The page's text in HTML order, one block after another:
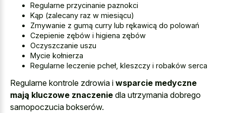
Regularne przycinanie paznokci
Kąp (zalecany raz w miesiącu)
Zmywanie z gumą curry lub rękawicą do polowań
Czepienie zębów i higiena zębów
Oczyszczanie uszu
Mycie kołnierza
Regularne leczenie pcheł, kleszczy i robaków serca
Regularne kontrole zdrowia i wsparcie medyczne
mają kluczowe znaczenie dla utrzymania dobrego
samopoczucia bokserów.